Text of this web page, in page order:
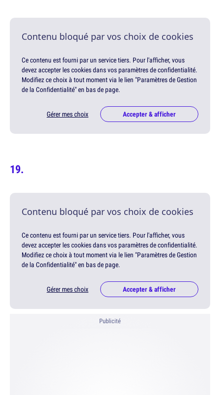
Contenu bloqué par vos choix de cookies
Ce contenu est fourni par un service tiers. Pour l'afficher, vous
devez accepter les cookies dans vos paramètres de confidentialité.
Modifiez ce choix à tout moment via le lien "Paramètres de Gestion
de la Confidentialité" en bas de page.
Gérer mes choix Accepter & afficher
Contenu bloqué par vos choix de cookies
Ce contenu est fourni par un service tiers. Pour l'afficher, vous
devez accepter les cookies dans vos paramètres de confidentialité.
Modifiez ce choix à tout moment via le lien "Paramètres de Gestion
de la Confidentialité" en bas de page.
Gérer mes choix Accepter & afficher
Publicité